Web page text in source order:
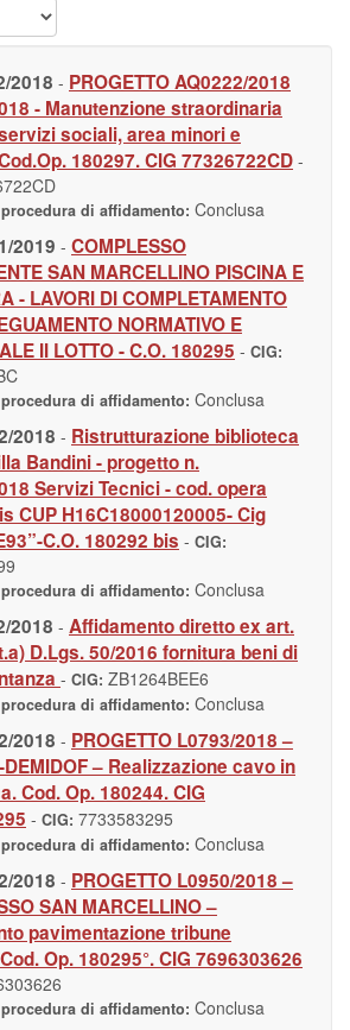
2018 - PROGETTO AQ0222/2018
- Manutenzione straordinaria
sociali, area minori e
180297. CIG 77326722CD -
di affidamento: Conclusa
2019 - COMPLESSO
SAN MARCELLINO PISCINA E
- LAVORI DI COMPLETAMENTO
NORMATIVO E
II LOTTO - C.O. 180295 - CIG:
di affidamento: Conclusa
2018 - Ristrutturazione biblioteca
Bandini - progetto n.
Servizi Tecnici - cod. opera
CUP H16C18000120005- Cig
C.O. 180292 bis - CIG:
di affidamento: Conclusa
2018 - Affidamento diretto ex art.
D.Lgs. 50/2016 fornitura beni di
- CIG: ZB1264BEE6
di affidamento: Conclusa
2018 - PROGETTO L0793/2018 –
DEMIDOF – Realizzazione cavo in
Cod. Op. 180244. CIG
- CIG: 7733583295
di affidamento: Conclusa
2018 - PROGETTO L0950/2018 –
SAN MARCELLINO –
pavimentazione tribune
Op. 180295°. CIG 7696303626
di affidamento: Conclusa